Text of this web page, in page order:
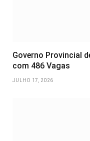
Governo Provincial
com 486 Vagas
JULHO 17, 2026